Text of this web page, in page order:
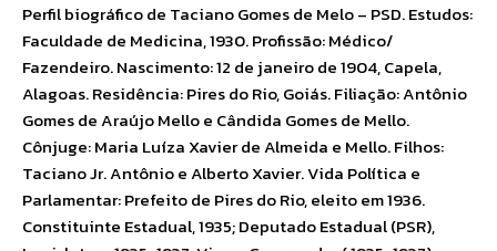
Perfil biográfico de Taciano Gomes de Melo – PSD. Estudos:
Faculdade de Medicina, 1930. Profissão: Médico/
Fazendeiro. Nascimento: 12 de janeiro de 1904, Capela,
Alagoas. Residência: Pires do Rio, Goiás. Filiação: Antônio
Gomes de Araújo Mello e Cândida Gomes de Mello.
Cônjuge: Maria Luíza Xavier de Almeida e Mello. Filhos:
Taciano Jr. Antônio e Alberto Xavier. Vida Política e
Parlamentar: Prefeito de Pires do Rio, eleito em 1936.
Constituinte Estadual, 1935; Deputado Estadual (PSR),